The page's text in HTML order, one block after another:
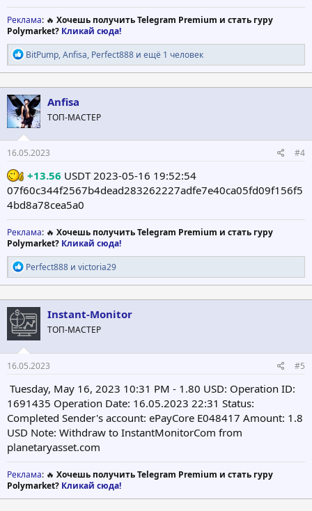
Реклама: 🔥 Хочешь получить Telegram Premium и стать гуру
Polymarket? Кликай сюда!
Р
е
а
к
ц
и
и
:
BitPump,Anfisa, Perfect888 и ещё 1 человек
Anfisa
ТОП-МАСТЕР
16.05.2023 #4
+13.56 USDT 2023-05-16 19:52:54
07f60c344f2567b4dead283262227adfe7e40ca05fd09f156f5
4bd8a78cea5a0
Реклама: 🔥 Хочешь получить Telegram Premium и стать гуру
Polymarket? Кликай сюда!
Р
е
а
к
ц
и
и
:
Perfect888 и victoria29
Instant-Monitor
ТОП-МАСТЕР
16.05.2023 #5
Tuesday, May 16, 2023 10:31 PM - 1.80 USD: Operation ID:
1691435 Operation Date: 16.05.2023 22:31 Status:
Completed Sender's account: ePayCore E048417 Amount: 1.8
USD Note: Withdraw to InstantMonitorCom from
planetaryasset.com
Реклама: 🔥 Хочешь получить Telegram Premium и стать гуру
Polymarket? Кликай сюда!